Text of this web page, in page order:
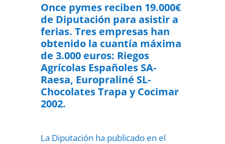
Once pymes reciben 19.000€
de Diputación para asistir a
ferias. Tres empresas han
obtenido la cuantía máxima
de 3.000 euros: Riegos
Agrícolas Españoles SA-
Raesa, Europraliné SL-
Chocolates Trapa y Cocimar
2002.
La Diputación ha publicado en el